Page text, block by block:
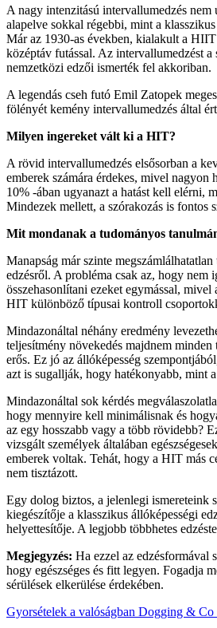
A nagy intenzitású intervallumedzés nem
alapelve sokkal régebbi, mint a
Már az 1930-as években, kialakult a
középtáv futással. Az intervallumedzést
nemzetközi edzői ismerték fel akkoriban.
A legendás cseh futó Emil Zatopek
fölényét kemény intervallumedzés által
Milyen ingereket vált ki a HIT?
A rövid intervallumedzés elsősorban a
emberek számára érdekes, mivel
10% -ában ugyanazt a hatást kell elérni,
Mindezek mellett, a szórakozás is fontos
Mit mondanak a tudományos
Manapság már szinte
edzésről. A probléma csak az, hogy nem
összehasonlítani ezeket egymással,
HIT különböző típusai kontroll
Mindazonáltal néhány eredmény
teljesítmény növekedés majdnem
erős. Ez jó az állóképesség
azt is sugallják, hogy hatékonyabb, mint
Mindazonáltal sok kérdés
hogy mennyire kell minimálisnak és
az egy hosszabb vagy a több rövidebb?
vizsgált személyek általában
emberek voltak. Tehát, hogy a HIT más
nem tisztázott.
Egy dolog biztos, a jelenlegi ismereteink
kiegészítője a klasszikus állóképességi
helyettesítője. A legjobb többhetes
Megjegyzés: Ha ezzel az edzésformával
hogy egészséges és fitt legyen. Fogadja
sérülések elkerülése érdekében.
Gyorsételek a valóságban Dogging & Co